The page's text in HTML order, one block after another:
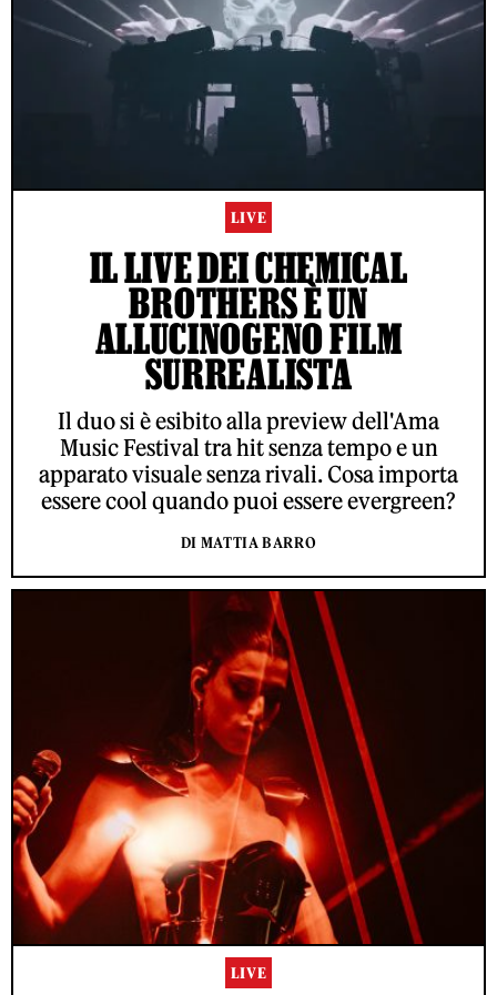
LIVE
IL LIVE DEI CHEMICAL
BROTHERS È UN
ALLUCINOGENO FILM
SURREALISTA
Il duo si è esibito alla preview dell'Ama
Music Festival tra hit senza tempo e un
apparato visuale senza rivali. Cosa importa
essere cool quando puoi essere evergreen?
DI MATTIA BARRO
LIVE